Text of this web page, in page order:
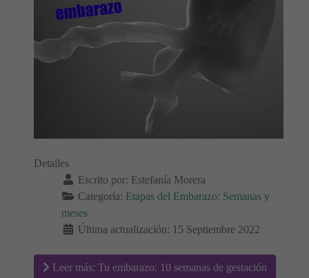
Detalles
Escrito por: Estefanía Morera
Categoría: Etapas del Embarazo: Semanas y
meses
Última actualización: 15 Septiembre 2022
Leer más: Tu embarazo: 10 semanas de gestación